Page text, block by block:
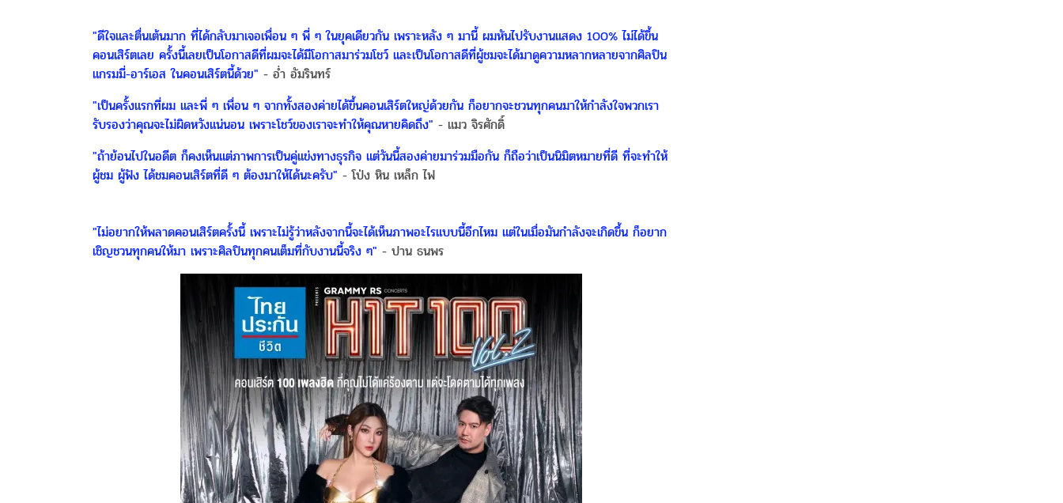
"ดีใจและตื่นเต้นมาก ที่ได้กลับมาเจอเพื่อน ๆ พี่ ๆ ในยุคเดียวกัน เพราะหลัง ๆ มานี้ ผมหันไปรับงานแสดง 100% ไม่ได้ขึ้น
คอนเสิร์ตเลย ครั้งนี้เลยเป็นโอกาสดีที่ผมจะได้มีโอกาสมาร่วมโชว์ และเป็นโอกาสดีที่ผู้ชมจะได้มาดูความหลากหลายจากศิลปิน
แกรมมี่-อาร์เอส ในคอนเสิร์ตนี้ด้วย" - อ่ำ อัมรินทร์
"เป็นครั้งแรกที่ผม และพี่ ๆ เพื่อน ๆ จากทั้งสองค่ายได้ขึ้นคอนเสิร์ตใหญ่ด้วยกัน ก็อยากจะชวนทุกคนมาให้กำลังใจพวกเรา
รับรองว่าคุณจะไม่ผิดหวังแน่นอน เพราะโชว์ของเราจะทำให้คุณหายคิดถึง" - แมว จิรศักดิ์
"ถ้าย้อนไปในอดีต ก็คงเห็นแต่ภาพการเป็นคู่แข่งทางธุรกิจ แต่วันนี้สองค่ายมาร่วมมือกัน ก็ถือว่าเป็นนิมิตหมายที่ดี ที่จะทำให้
ผู้ชม ผู้ฟัง ได้ชมคอนเสิร์ตที่ดี ๆ ต้องมาให้ได้นะครับ" - โป่ง หิน เหล็ก ไฟ
"ไม่อยากให้พลาดคอนเสิร์ตครั้งนี้ เพราะไม่รู้ว่าหลังจากนี้จะได้เห็นภาพอะไรแบบนี้อีกไหม แต่ในเมื่อมันกำลังจะเกิดขึ้น ก็อยาก
เชิญชวนทุกคนให้มา เพราะศิลปินทุกคนเต็มที่กับงานนี้จริง ๆ" - ปาน ธนพร